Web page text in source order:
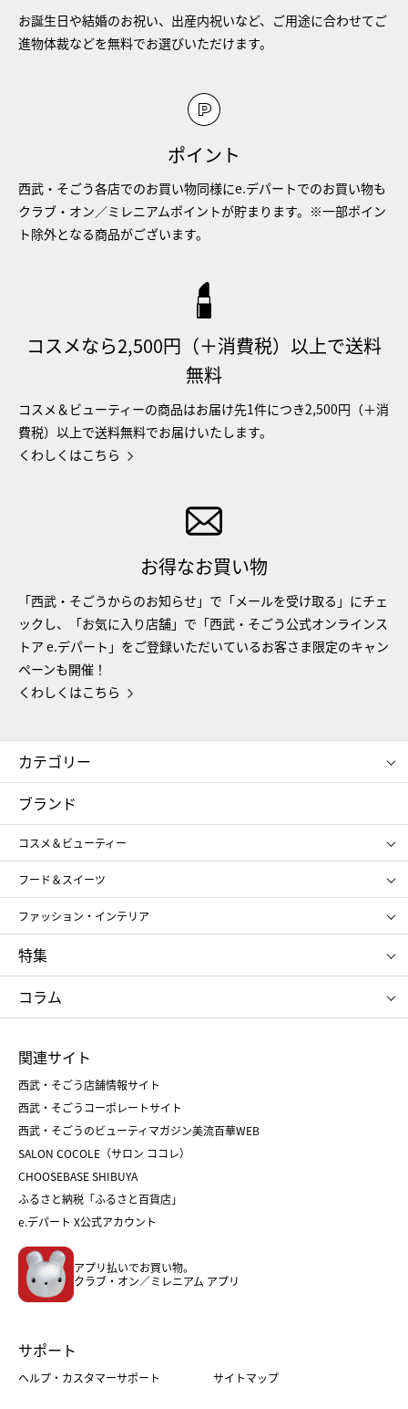
お誕生日や結婚のお祝い、出産内祝いなど、ご用途に合わせてご
進物体裁などを無料でお選びいただけます。
ポイント
西武・そごう各店でのお買い物同様にe.デパートでのお買い物も
クラブ・オン／ミレニアムポイントが貯まります。※一部ポイン
ト除外となる商品がございます。
コスメなら2,500円（＋消費税）以上で送料
無料
コスメ＆ビューティーの商品はお届け先1件につき2,500円（＋消
費税）以上で送料無料でお届けいたします。
くわしくはこちら
お得なお買い物
「西武・そごうからのお知らせ」で「メールを受け取る」にチェ
ックし、「お気に入り店舗」で「西武・そごう公式オンラインス
トア e.デパート」をご登録いただいているお客さま限定のキャン
ペーンも開催！
くわしくはこちら
カテゴリー
コスメ＆ビューティー
ギフト
レディース
メンズ
スポーツ・アウトドア
お中元
お歳暮
ブランド
コスメ＆ビューティー
SHISEIDO
ポール&ジョー ボーテ
ジルスチュアート
NARS
RMK
クリニーク
SK-Ⅱ
フード＆スイーツ
アンリ・シャルパンティエ
ゴディバ
新宿高野
たねや
ねんりん家
ファッション・インテリア
ポロ ラルフ ローレン
タケオ キクチ
ママ＆キッズ
シュタイフ
特集
お中元
ひな人形
五月人形
父の日
クリスマスケーキ
ホワイトデー
コラム
菓子折り
和菓子
人気のギフト
バレンタイン
ホワイトデー
おせち
フード
ホーム・キッチン＆アート
関連サイト
西武・そごう店舗情報サイト
西武・そごうコーポレートサイト
西武・そごうのビューティマガジン美流百華WEB
SALON COCOLE（サロン ココレ）
CHOOSEBASE SHIBUYA
ふるさと納税「ふるさと百貨店」
e.デパート X公式アカウント
アプリ払いでお買い物。
クラブ・オン／ミレニアム アプリ
サポート
ヘルプ・カスタマーサポート サイトマップ